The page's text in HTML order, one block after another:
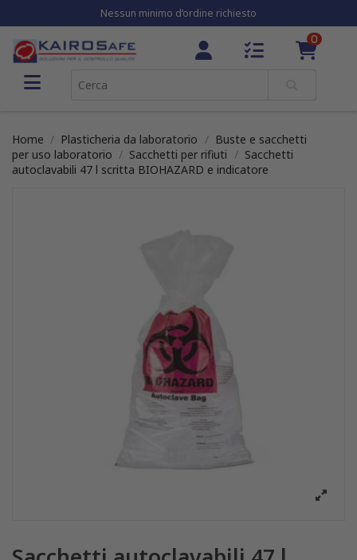
Nessun minimo d’ordine richiesto
0
Home Plasticheria da laboratorio
Buste e sacchetti
per uso laboratorio
Sacchetti per rifiuti
Sacchetti
autoclavabili 47 l scritta BIOHAZARD e indicatore